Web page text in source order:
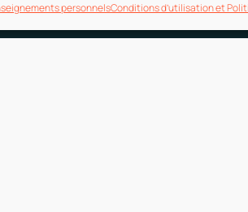
personnels​Conditions d’utilisation et